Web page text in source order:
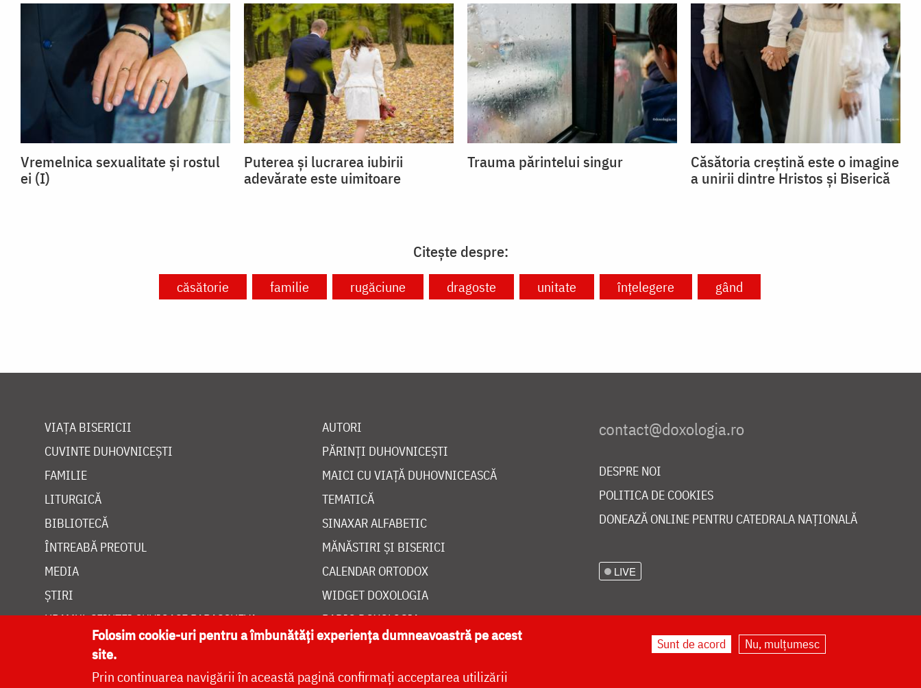
Vremelnica sexualitate și rostul
ei (I)
Puterea și lucrarea iubirii
adevărate este uimitoare
Trauma părintelui singur
Căsătoria creștină este o imagine
a unirii dintre Hristos și Biserică
Citește despre:
căsătorie familie rugăciune dragoste unitate înțelegere gând
VIAȚA BISERICII
CUVINTE DUHOVNICEȘTI
FAMILIE
LITURGICĂ
BIBLIOTECĂ
ÎNTREABĂ PREOTUL
MEDIA
ȘTIRI
HRAMUL SFINTEI CUVIOASE PARASCHEVA
AUTORI
PĂRINȚI DUHOVNICEȘTI
MAICI CU VIAȚĂ DUHOVNICEASCĂ
TEMATICĂ
SINAXAR ALFABETIC
MĂNĂSTIRI ȘI BISERICI
CALENDAR ORTODOX
WIDGET DOXOLOGIA
RADIO DOXOLOGIA
DESPRE NOI
POLITICA DE COOKIES
DONEAZĂ ONLINE PENTRU CATEDRALA NAȚIONALĂ
LIVE
Folosim cookie-uri pentru a îmbunătăți experiența dumneavoastră pe acest
site.
Prin continuarea navigării în această pagină confirmați acceptarea utilizării
Sunt de acord Nu, mulțumesc